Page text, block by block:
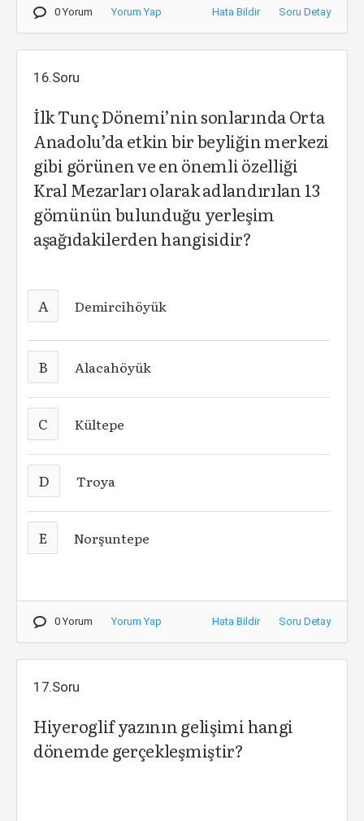
0 Yorum Yorum Yap Hata Bildir Soru Detay
16.Soru
İlk Tunç Dönemi’nin sonlarında Orta
Anadolu’da etkin bir beyliğin merkezi
gibi görünen ve en önemli özelliği
Kral Mezarları olarak adlandırılan 13
gömünün bulunduğu yerleşim
aşağıdakilerden hangisidir?
A Demircihöyük
B Alacahöyük
C Kültepe
D Troya
E Norşuntepe
0 Yorum Yorum Yap Hata Bildir Soru Detay
17.Soru
Hiyeroglif yazının gelişimi hangi
dönemde gerçekleşmiştir?